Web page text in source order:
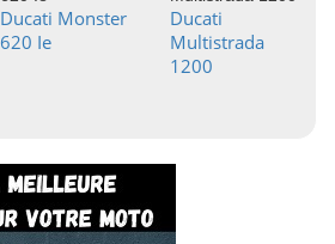
Ducati Monster
620 Ie
Ducati
Multistrada
1200